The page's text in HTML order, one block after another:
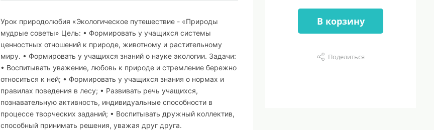
Урок природолюбия «Экологическое путешествие - «Природы
мудрые советы» Цель: • Формировать у учащихся системы
ценностных отношений к природе, животному и растительному
миру. • Формировать у учащихся знаний о науке экологии. Задачи:
• Воспитывать уважение, любовь к природе и стремление бережно
относиться к ней; • Формировать у учащихся знания о нормах и
правилах поведения в лесу; • Развивать речь учащихся,
познавательную активность, индивидуальные способности в
процессе творческих заданий; • Воспитывать дружный коллектив,
способный принимать решения, уважая друг друга.
В корзину
Поделиться